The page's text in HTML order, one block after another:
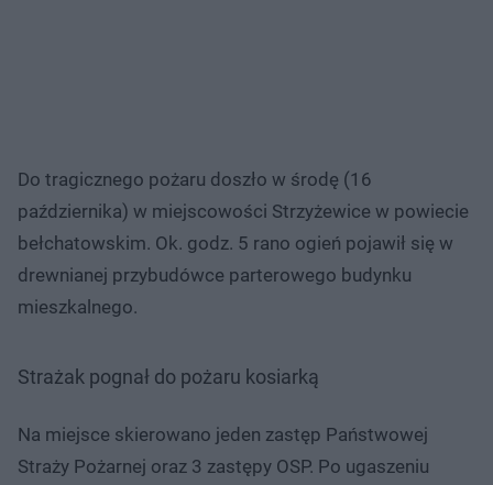
Do tragicznego pożaru doszło w środę (16
października) w miejscowości Strzyżewice w powiecie
bełchatowskim. Ok. godz. 5 rano ogień pojawił się w
drewnianej przybudówce parterowego budynku
mieszkalnego.
Strażak pognał do pożaru kosiarką
Na miejsce skierowano jeden zastęp Państwowej
Straży Pożarnej oraz 3 zastępy OSP. Po ugaszeniu